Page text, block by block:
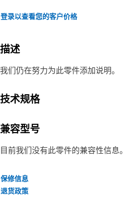
登录以查看您的客户价格
描述
我们仍在努力为此零件添加说明。
技术规格
兼容型号
目前我们没有此零件的兼容性信息。
保修信息
退货政策